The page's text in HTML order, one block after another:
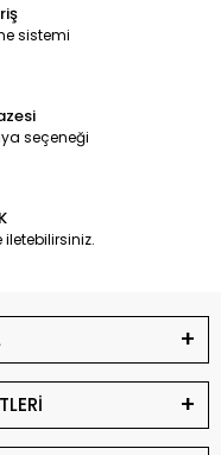
sistemi
seçeneği
iletebilirsiniz.